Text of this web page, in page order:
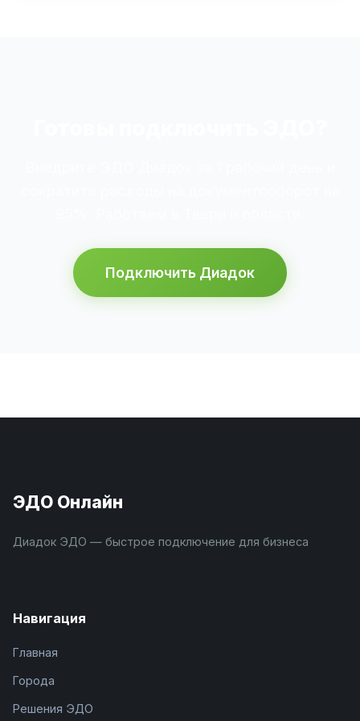
Подключить Диадок
ЭДО Онлайн
Диадок ЭДО — быстрое подключение для бизнеса
Навигация
Главная
Города
Решения ЭДО